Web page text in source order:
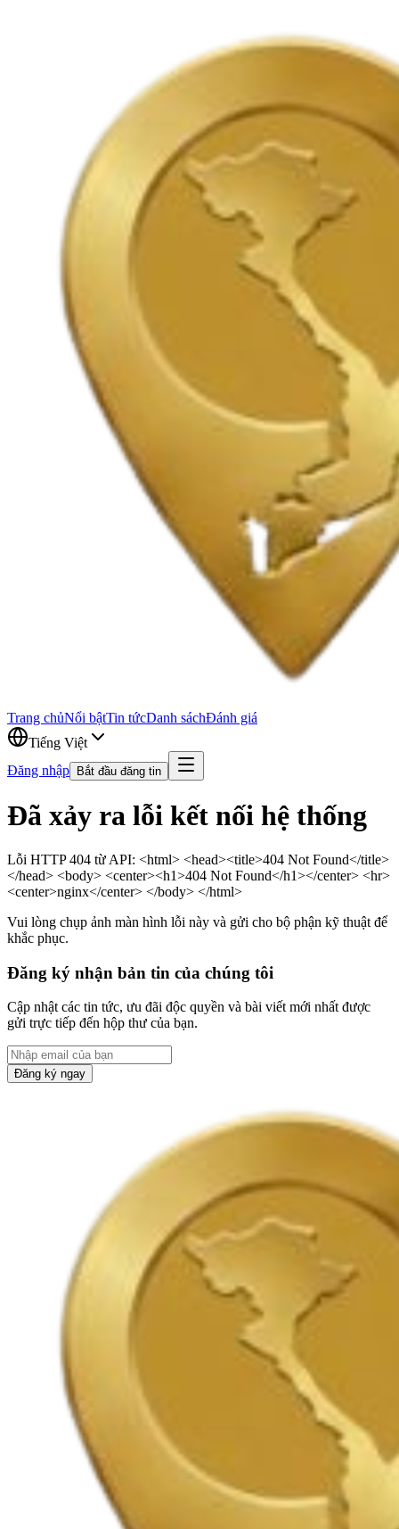
Trang chủNổi bậtTin tứcDanh sáchĐánh giá
Tiếng Việt
Đăng nhập
Bắt đầu đăng tin
Đã xảy ra lỗi kết nối hệ thống
Lỗi HTTP 404 từ API: <html> <head><title>404 Not Found</title>
</head> <body> <center><h1>404 Not Found</h1></center> <hr>
<center>nginx</center> </body> </html>
Vui lòng chụp ảnh màn hình lỗi này và gửi cho bộ phận kỹ thuật để
khắc phục.
Đăng ký nhận bản tin của chúng tôi
Cập nhật các tin tức, ưu đãi độc quyền và bài viết mới nhất được
gửi trực tiếp đến hộp thư của bạn.
Đăng ký ngay